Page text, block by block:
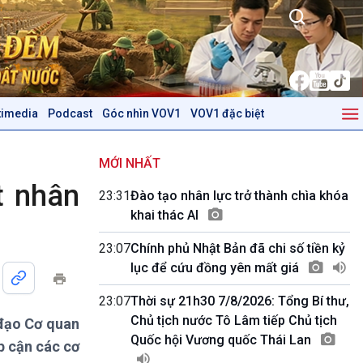
Podcast Góc nhìn VOV1 VOV1 đặc biệt
Trước giờ mở cửa
Dòng chảy Kinh tế
Tuyên chiến với gian lận
thương mại
Mùa vàng
Biển đảo Việt Nam
Tâm tình biên giới và hải
đảo
Tìm hiểu biển, đảo Việt
Nam
Podcast
Góc nhìn VOV1
Bình luận
nhân
Cơ quan
cận các cơ
MỚI NHẤT
23:31Đào tạo nhân lực trở thành chìa khóa
khai thác AI
23:07Chính phủ Nhật Bản đã chi số tiền kỷ
lục để cứu đồng yên mất giá
23:07Thời sự 21h30 7/8/2026: Tổng Bí thư,
Chủ tịch nước Tô Lâm tiếp Chủ tịch
Quốc hội Vương quốc Thái Lan